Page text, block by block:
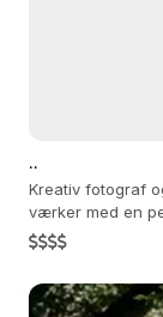
..
Kreativ fotograf
værker med en